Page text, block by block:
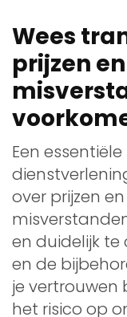
Wees
prijzen
Een
over prijzen
en duidelijk
en de
je vertrouwen
het risico op